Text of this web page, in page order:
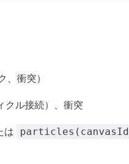
衝突）
クル接続）、衝突
は